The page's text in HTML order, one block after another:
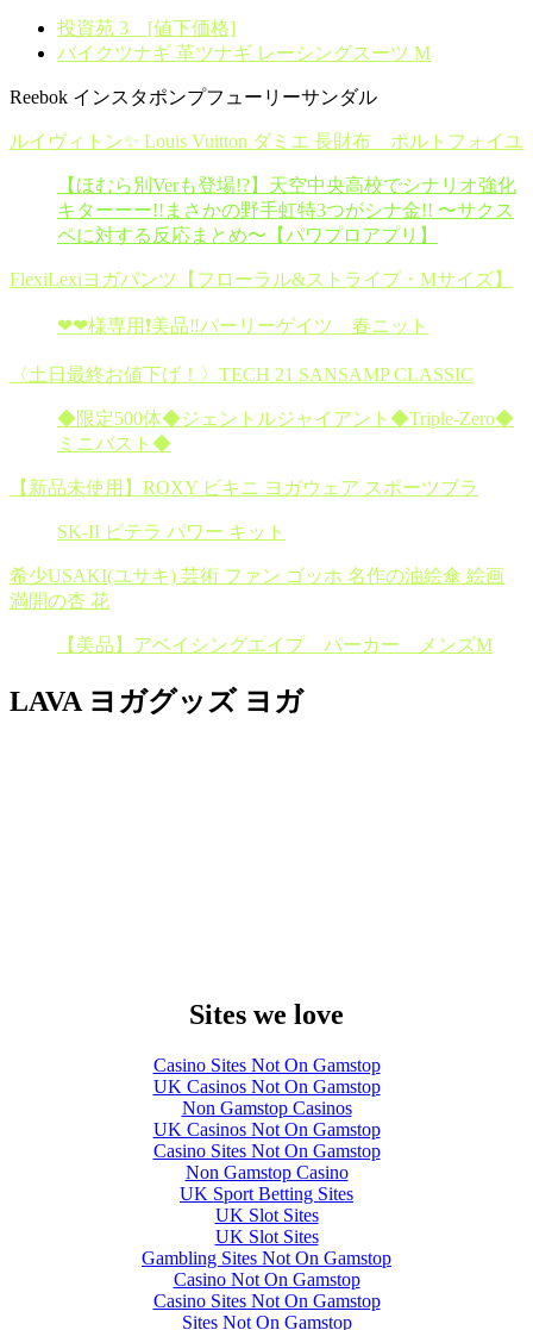
投資苑 3 [値下価格]
バイクツナギ 革ツナギ レーシングスーツ M
Reebok インスタポンプフューリーサンダル
ルイヴィトン✨ Louis Vuitton ダミエ 長財布 ポルトフォイユ
【ほむら別Verも登場!?】天空中央高校でシナリオ強化
キターーー!!まさかの野手虹特3つがシナ金!! 〜サクス
ペに対する反応まとめ〜【パワプロアプリ】
FlexiLexiヨガパンツ【フローラル&ストライプ・Mサイズ】
❤︎❤︎様専用❗️美品‼️パーリーゲイツ 春ニット
〈土日最終お値下げ！〉TECH 21 SANSAMP CLASSIC
◆限定500体◆ジェントルジャイアント◆Triple-Zero◆
ミニバスト◆
【新品未使用】ROXY ビキニ ヨガウェア スポーツブラ
SK-II ピテラ パワー キット
希少USAKI(ユサキ) 芸術 ファン ゴッホ 名作の油絵傘 絵画
満開の杏 花
【美品】アベイシングエイプ パーカー メンズM
LAVA ヨガグッズ ヨガ
Sites we love
Casino Sites Not On Gamstop
UK Casinos Not On Gamstop
Non Gamstop Casinos
UK Casinos Not On Gamstop
Casino Sites Not On Gamstop
Non Gamstop Casino
UK Sport Betting Sites
UK Slot Sites
UK Slot Sites
Gambling Sites Not On Gamstop
Casino Not On Gamstop
Casino Sites Not On Gamstop
Sites Not On Gamstop